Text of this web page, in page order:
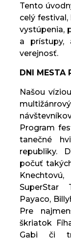
Tento
celý
vystúpenia,
a prístupy,
verejnosť.
DNI MESTA
Našou
Program
tanečné
republiky.
počuť
SuperStar
Payaco,
Pre
škriatok
Gabi či